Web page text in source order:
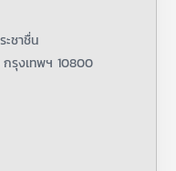
ชาชื่น
รุงเทพฯ 10800